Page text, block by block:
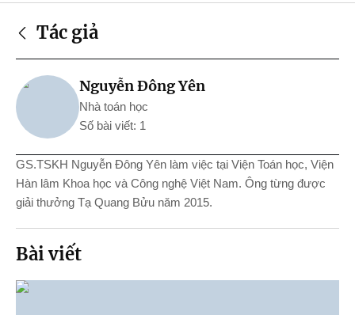
Tác giả
Nguyễn Đông Yên
Nhà toán học
Số bài viết: 1
GS.TSKH Nguyễn Đông Yên làm việc tại Viện Toán học, Viện
Hàn lâm Khoa học và Công nghệ Việt Nam. Ông từng được
giải thưởng Tạ Quang Bửu năm 2015.
Bài viết